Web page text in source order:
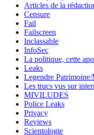
Articles de la
Censure
Fail
Failscreen
Inclassable
InfoSec
La politique, cette
Leaks
Legendre
Les trucs vus sur
MIVILUDES
Police Leaks
Privacy
Reviews
Scientologie